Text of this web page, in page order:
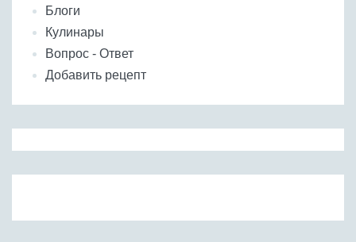
Блоги
Кулинары
Вопрос - Ответ
Добавить рецепт